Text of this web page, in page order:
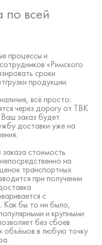
по всей
процессы и
«Римского
сроки
продукции.
всё просто:
через дорогу от ТВК
заказ будет
доставки уже на
стоимость
на
транспортных
при получении
с
бы то ни было,
и крупными
без сбоев
объёмов в любую точку